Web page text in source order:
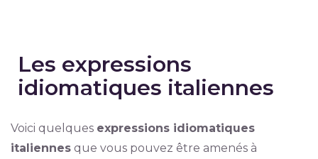
Les expressions
idiomatiques italiennes
Voici quelques expressions idiomatiques
italiennesque vous pouvez être amenés à